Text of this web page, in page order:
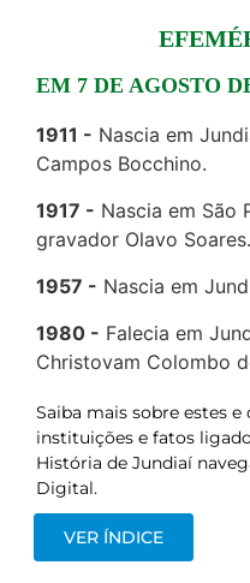
EM 7 DE AGOSTO
1911
Nascia em
Campos Bocchino.
1917
Nascia em São
gravador Olavo Soares.
1957
Nascia em
1980
Falecia em
Christovam Colombo
Saiba mais sobre estes
instituições e fatos
História de Jundiaí
Digital.
VER ÍNDICE